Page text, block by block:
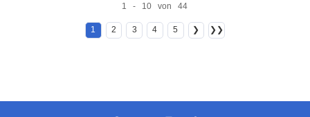
1 - 10 von 44
1 2 3 4 5 ❯ ❯❯